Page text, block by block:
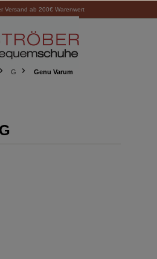
Versand ab 200€ Warenwert
G Genu Varum